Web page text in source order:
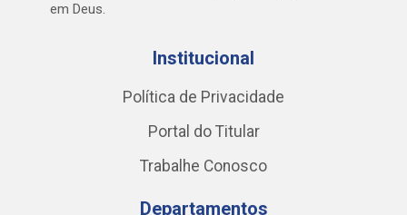
em Deus.
Institucional
Política de Privacidade
Portal do Titular
Trabalhe Conosco
Departamentos